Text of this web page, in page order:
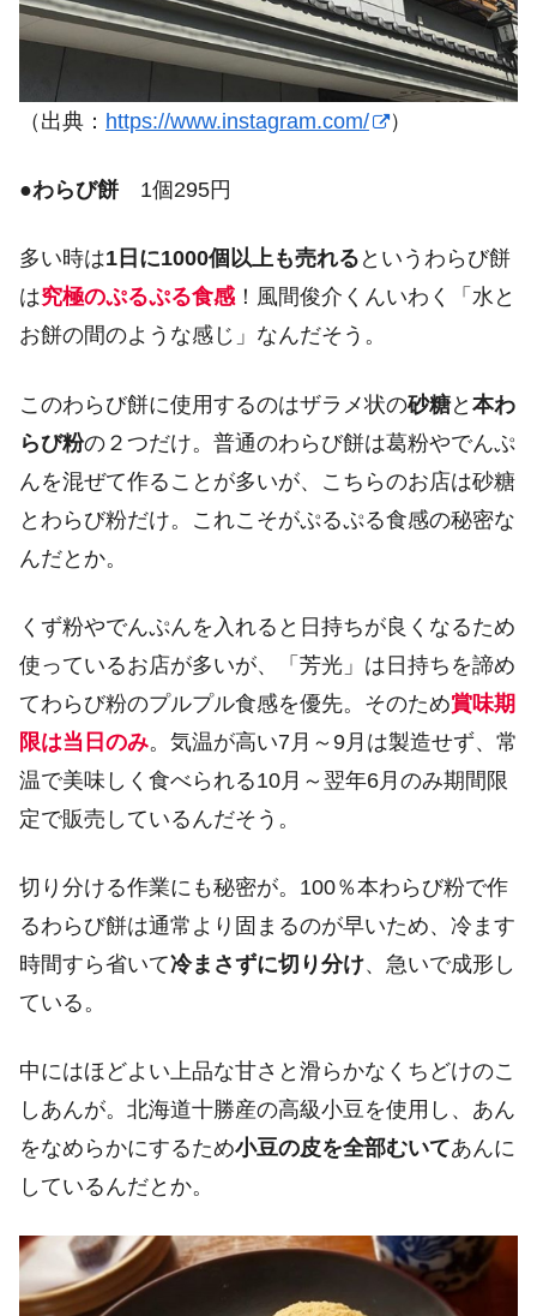
（出典： https://www.instagram.com/ ）
●わらび餅 1個295円
多い時は1日に1000個以上も売れる というわらび餅
は究極のぷるぷる食感！風間俊介くんいわく「水と
お餅の間のような感じ」なんだそう。
このわらび餅に使用するのはザラメ状の砂糖と 本わ
らび粉の２つだけ。普通のわらび餅は葛粉やでんぷ
んを混ぜて作ることが多いが、こちらのお店は砂糖
とわらび粉だけ。これこそがぷるぷる食感の秘密な
んだとか。
くず粉やでんぷんを入れると日持ちが良くなるため
使っているお店が多いが、「芳光」は日持ちを諦め
てわらび粉のプルプル食感を優先。そのため賞味期
限は当日のみ。気温が高い7月～9月は製造せず、常
温で美味しく食べられる10月～翌年6月のみ期間限
定で販売しているんだそう。
切り分ける作業にも秘密が。100％本わらび粉で作
るわらび餅は通常より固まるのが早いため、冷ます
時間すら省いて冷まさずに切り分け、急いで成形し
ている。
中にはほどよい上品な甘さと滑らかなくちどけのこ
しあんが。北海道十勝産の高級小豆を使用し、あん
をなめらかにするため小豆の皮を全部むいてあんに
しているんだとか。